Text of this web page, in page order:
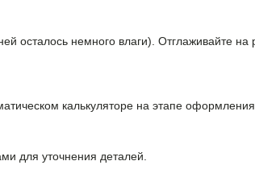
осталось немного влаги). Отглаживайте на
калькуляторе на этапе
для уточнения деталей.